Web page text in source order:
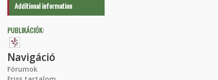
Additional information
PUBLIKÁCIÓK:
Navigáció
Fórumok